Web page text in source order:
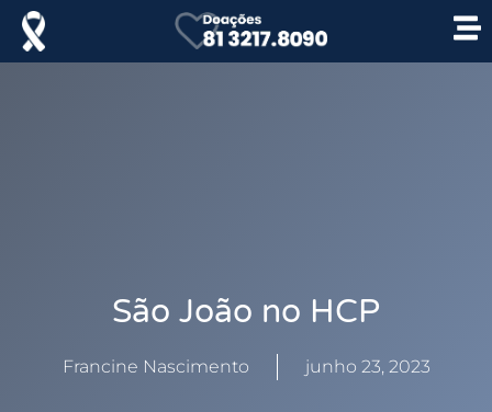
São João no HCP
Francine Nascimento junho 23, 2023